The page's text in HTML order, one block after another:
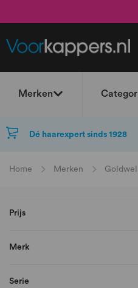
Merken
Dé haarexpert sinds 1928
Home Merken Goldwell
Prijs
Merk
Serie